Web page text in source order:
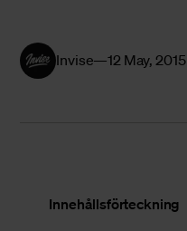
Invise 12 May, 2015
Innehållsförteckning